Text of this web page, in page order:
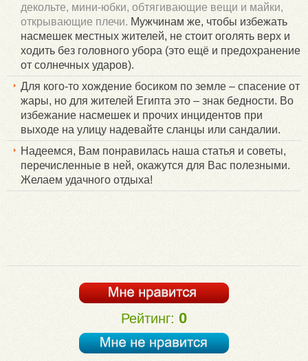
декольте, мини-юбки, обтягивающие вещи и майки,
открывающие плечи. Мужчинам же, чтобы избежать
насмешек местных жителей, не стоит оголять верх и
ходить без головного убора (это ещё и предохранение
от солнечных ударов).
Для кого-то хождение босиком по земле – спасение от
жары, но для жителей Египта это – знак бедности. Во
избежание насмешек и прочих инцидентов при
выходе на улицу надевайте сланцы или сандалии.
Надеемся, Вам понравилась наша статья и советы,
перечисленные в ней, окажутся для Вас полезными.
Желаем удачного отдыха!
Рейтинг: 0